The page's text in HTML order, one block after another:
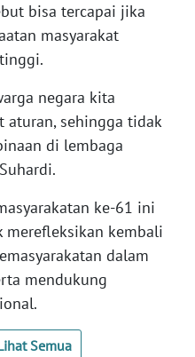
bisa tercapai jika
masyarakat
negara kita
aturan, sehingga tidak
di lembaga
ke-61 ini
kembali
dalam
mendukung
Semua